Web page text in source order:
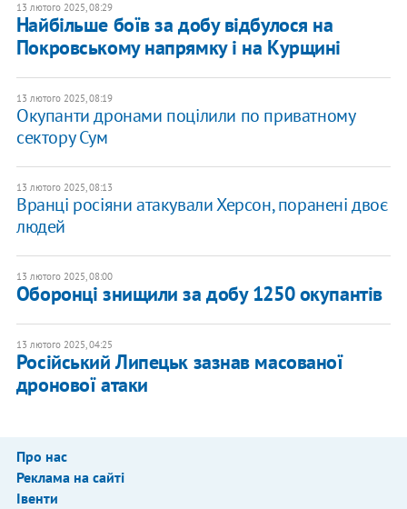
13 лютого 2025, 08:29
Найбільше боїв за добу відбулося на
Покровському напрямку і на Курщині
13 лютого 2025, 08:19
Окупанти дронами поцілили по приватному
сектору Сум
13 лютого 2025, 08:13
Вранці росіяни атакували Херсон, поранені двоє
людей
13 лютого 2025, 08:00
​Оборонці знищили за добу 1250 окупантів
13 лютого 2025, 04:25
Російський Липецьк зазнав масованої
дронової атаки
Про нас
Реклама на сайті
Івенти